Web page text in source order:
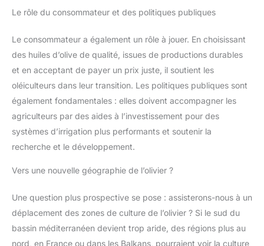
aiguiser, 1 manuel d'utilisation et
tout le monde, des amateurs de
jardin aux viticulteurs en
passant par les jardiniers de
potager. Avec XIAZIR, chaque
beaucoup moins fatigante,
jardin en une expérience
agréable et motivante.
Le rôle du consommateur et des politiques publiques
Le consommateur a également un rôle à jouer. En choisissant
des huiles d’olive de qualité, issues de productions durables
et en acceptant de payer un prix juste, il soutient les
oléiculteurs dans leur transition. Les politiques publiques sont
également fondamentales : elles doivent accompagner les
agriculteurs par des aides à l’investissement pour des
systèmes d’irrigation plus performants et soutenir la
recherche et le développement.
Vers une nouvelle géographie de l’olivier ?
Une question plus prospective se pose : assisterons-nous à un
déplacement des zones de culture de l’olivier ? Si le sud du
bassin méditerranéen devient trop aride, des régions plus au
nord, en France ou dans les Balkans, pourraient voir la culture